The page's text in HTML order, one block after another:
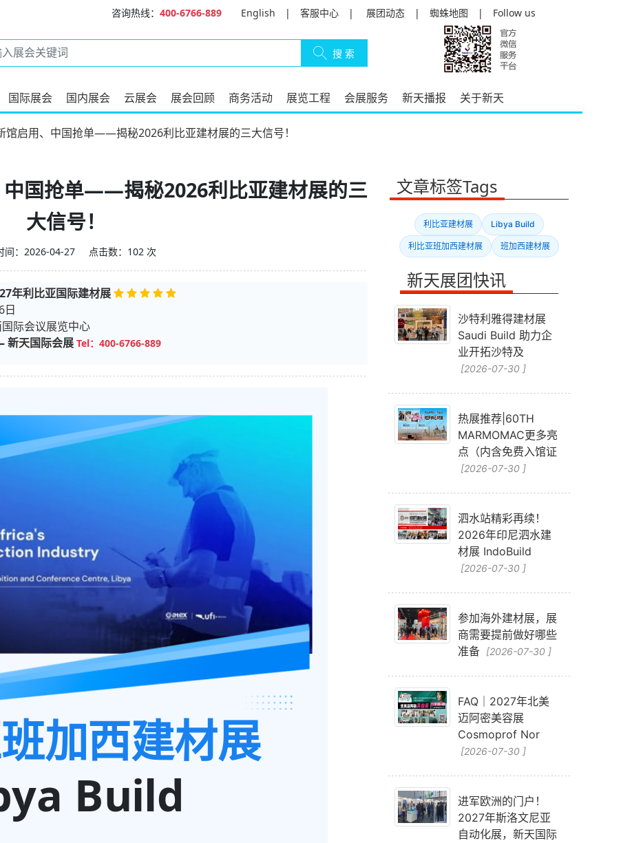
咨询热线： 400-6766-889 English | 客服中心 | 展团动态 | 蜘蛛地图 | Follow us
国际展会 国内展会 云展会 展会回顾 商务活动 展览工程 会展服务 新天播报 关于新天
馆启用、中国抢单——揭秘2026利比亚建材展的三大信号！
中国抢单——揭秘2026利比亚建材展的三
大信号！
间：2026-04-27 点击数：102 次
年利比亚国际建材展
日
际会议展览中心
新天国际会展 Tel：400-6766-889
加西建材展
Build
文章标签Tags
利比亚建材展 Libya Build
利比亚班加西建材展 班加西建材展
新天展团快讯
沙特利雅得建材展
Saudi Build 助力企
业开拓沙特及
[2026-07-30 ]
热展推荐|60TH
MARMOMAC更多亮
点（内含免费入馆证
[2026-07-30 ]
泗水站精彩再续！
2026年印尼泗水建
材展 IndoBuild
[2026-07-30 ]
参加海外建材展，展
商需要提前做好哪些
准备 [2026-07-30 ]
FAQ｜2027年北美
迈阿密美容展
Cosmoprof Nor
[2026-07-30 ]
进军欧洲的门户！
2027年斯洛文尼亚
自动化展，新天国际